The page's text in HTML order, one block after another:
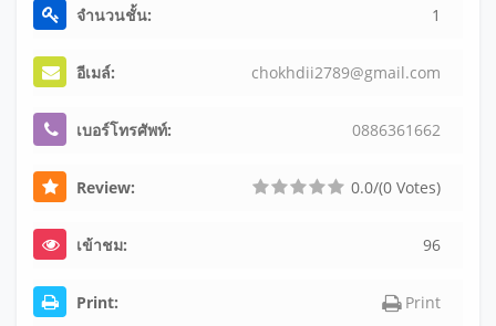
จำนวนชั้น: 1
อีเมล์: chokhdii2789@gmail.com
เบอร์โทรศัพท์: 0886361 662
Review: 0.0/(0 Votes)
เข้าชม: 96
Print: Print